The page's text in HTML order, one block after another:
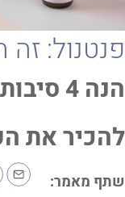
זה
הנה 4
את
מאמר: